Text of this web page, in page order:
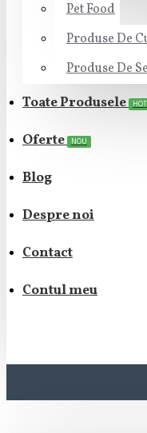
Pet Food
Produse De
Produse De
Toate Produsele HOT
Oferte NOU
Blog
Despre noi
Contact
Contul meu